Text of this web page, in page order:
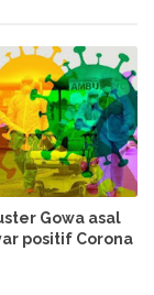
Gowa asal
positif Corona